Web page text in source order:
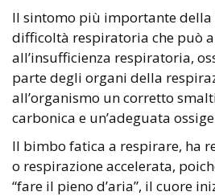
Il sintomo più importante
difficoltà respiratoria che può
all’insufficienza respiratoria,
parte degli organi della
all’organismo un corretto
carbonica e un’adeguata
Il bimbo fatica a respirare, ha
o respirazione accelerata,
“fare il pieno d’aria”, il cuore